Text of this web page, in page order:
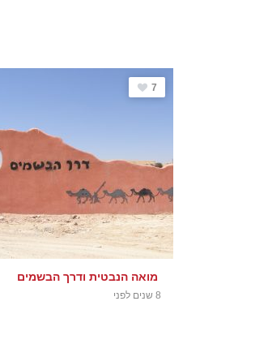
7
מואה הנבטית ודרך הבשמים
8 שנים לפני